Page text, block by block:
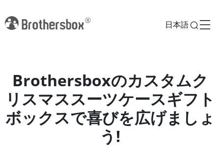
日本語
Brothersboxのカスタムク
リスマススーツケースギフト
ボックスで喜びを広げましょ
う!